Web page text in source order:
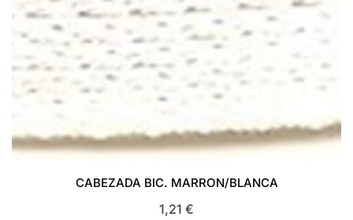
CABEZADA BIC. MARRON/BLANCA
1,21 €